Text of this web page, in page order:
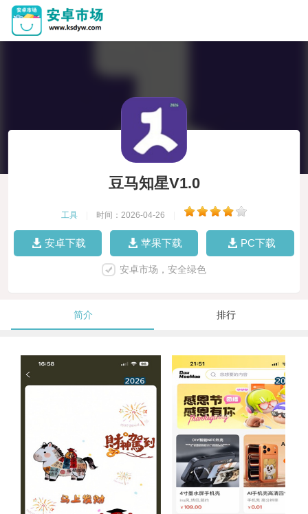
豆马知星V1.0
工具 时间：2026-04-26
安卓下载 苹果下载 PC下载
安卓市场，安全绿色
简介 排行